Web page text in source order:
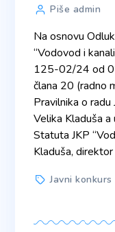
PostPiše admin
Na osnovu
“Vodovod i
125-02/24 od
člana 20 (radno
Pravilnika o radu
Velika Kladuša
Statuta JKP
Kladuša,
TagsJavni konkurs